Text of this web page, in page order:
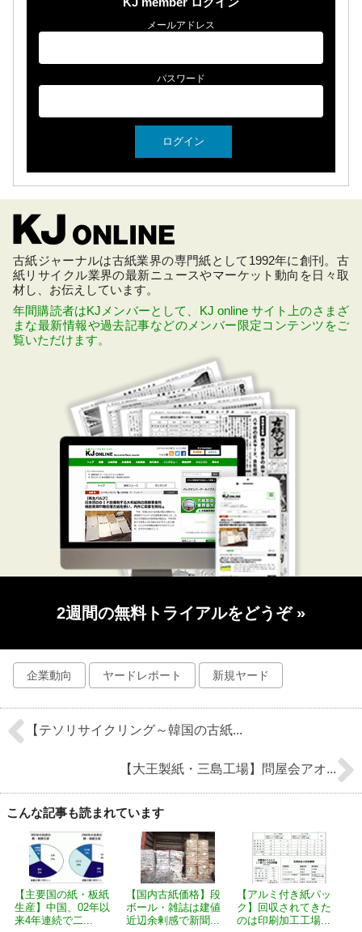
メールアドレス
パスワード
古紙ジャーナルは古紙業界の専門紙として1992年に創刊。古
紙リサイクル業界の最新ニュースやマーケット動向を日々取
材し、お伝えしています。
年間購読者はKJメンバーとして、KJ online サイト上のさまざ
まな最新情報や過去記事などのメンバー限定コンテンツをご
覧いただけます。
2週間の無料トライアルをどうぞ »
企業動向 ヤードレポート 新規ヤード
【テソリサイクリング～韓国の古紙...
【大王製紙・三島工場】問屋会アオ...
こんな記事も読まれています
【主要国の紙・板紙
生産】中国、02年以
来4年連続で二...
【国内古紙価格】段
ボール・雑誌は建値
近辺余剰感で新聞...
【アルミ付き紙パッ
ク】回収されてきた
のは印刷加工工場...